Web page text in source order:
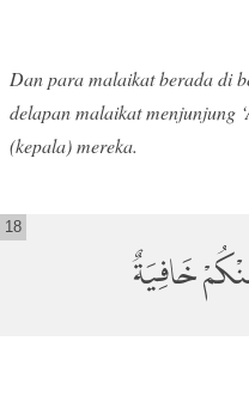
Dan para malaikat berada di
delapan malaikat menjunjung
(kepala) mereka.
خَافِيَةٌ
18